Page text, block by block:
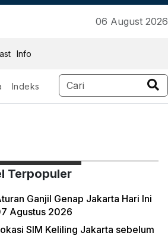
06 August 2026
Info
Indeks
Terpopuler
Ganjil Genap Jakarta Hari Ini
Agustus 2026
SIM Keliling Jakarta sebelum